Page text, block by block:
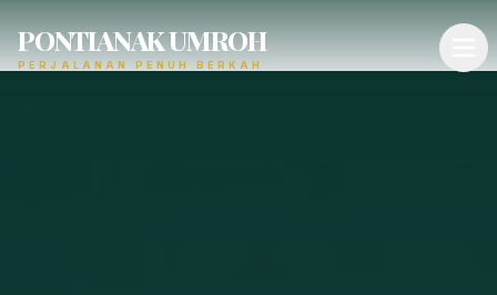
PONTIANAK UMROH
PERJALANAN PENUH BERKAH